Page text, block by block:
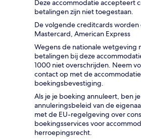
Deze accommodatie accepteert
betalingen zijn niet toegestaan.
De volgende creditcards
Mastercard, American Express
Wegens de nationale wetgeving
betalingen bij deze
1000 niet overschrijden. Neem
contact op met de
boekingsbevestiging.
Als je je boeking annuleert, ben
annuleringsbeleid van de
met de EU-regelgeving over
boekingsservices voor
herroepingsrecht.